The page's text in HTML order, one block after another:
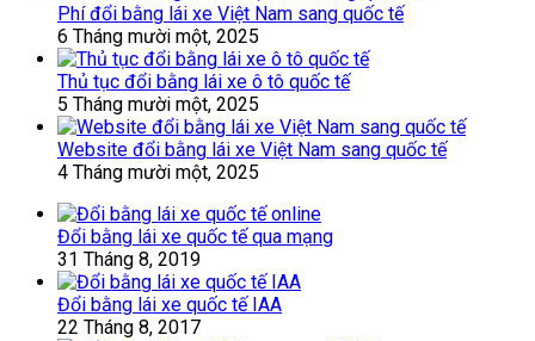
Phí đổi bằng lái xe Việt Nam sang quốc tế
6 Tháng mười một, 2025
Thủ tục đổi bằng lái xe ô tô quốc tế
5 Tháng mười một, 2025
Website đổi bằng lái xe Việt Nam sang quốc tế
4 Tháng mười một, 2025
Đổi bằng lái xe quốc tế qua mạng
31 Tháng 8, 2019
Đổi bằng lái xe quốc tế IAA
22 Tháng 8, 2017